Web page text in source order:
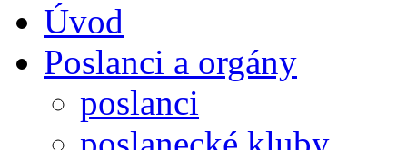
Úvod
Poslanci a orgány
poslanci